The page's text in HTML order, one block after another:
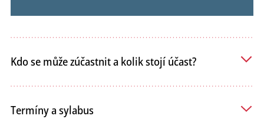
Kdo se může zúčastnit a kolik stojí účast?
Termíny a sylabus